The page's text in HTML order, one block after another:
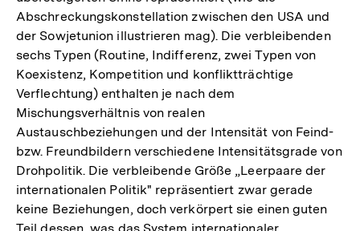
Abschreckungskonstellation zwischen den USA und
der Sowjetunion illustrieren mag). Die verbleibenden
sechs Typen (Routine, Indifferenz, zwei Typen von
Koexistenz, Kompetition und konfliktträchtige
Verflechtung) enthalten je nach dem
Mischungsverhältnis von realen
Austauschbeziehungen und der Intensität von Feind-
bzw. Freundbildern verschiedene Intensitätsgrade von
Drohpolitik. Die verbleibende Größe „Leerpaare der
internationalen Politik" repräsentiert zwar gerade
keine Beziehungen, doch verkörpert sie einen guten